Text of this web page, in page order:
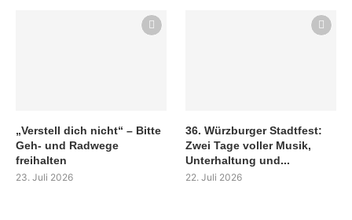
„Verstell dich nicht“ – Bitte
Geh- und Radwege
freihalten
23. Juli 2026
36. Würzburger Stadtfest:
Zwei Tage voller Musik,
Unterhaltung und...
22. Juli 2026